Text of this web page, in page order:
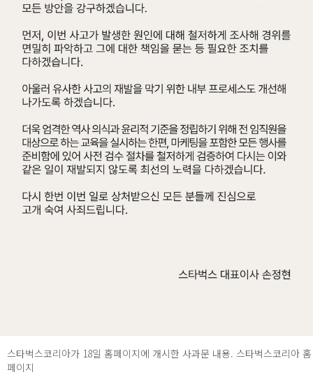
스타벅스코리아가 18일 홈페이지에 개시한 사과문 내용. 스타벅스코리아 홈
페이지